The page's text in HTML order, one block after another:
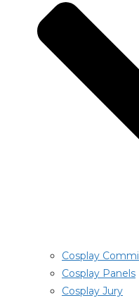
Cosplay
Cosplay Panels
Cosplay Jury